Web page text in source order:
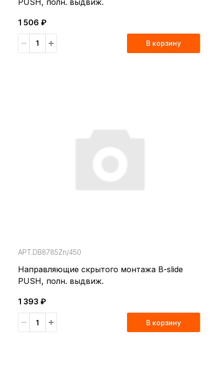
1 506 ₽
В корзину
АРТ.DB8785Zn/450
Направляющие cкрытого монтажа B-slide
PUSH, полн. выдвиж.
1 393 ₽
В корзину